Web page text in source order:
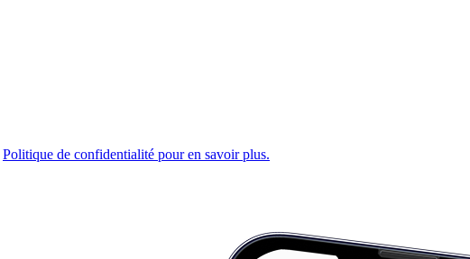
Politique de confidentialité pour en savoir plus.